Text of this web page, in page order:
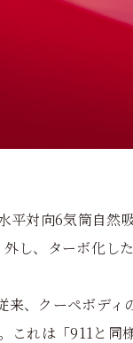
平対向6気筒自然
し、ターボ化し
、クーペボデ
れは「911と同